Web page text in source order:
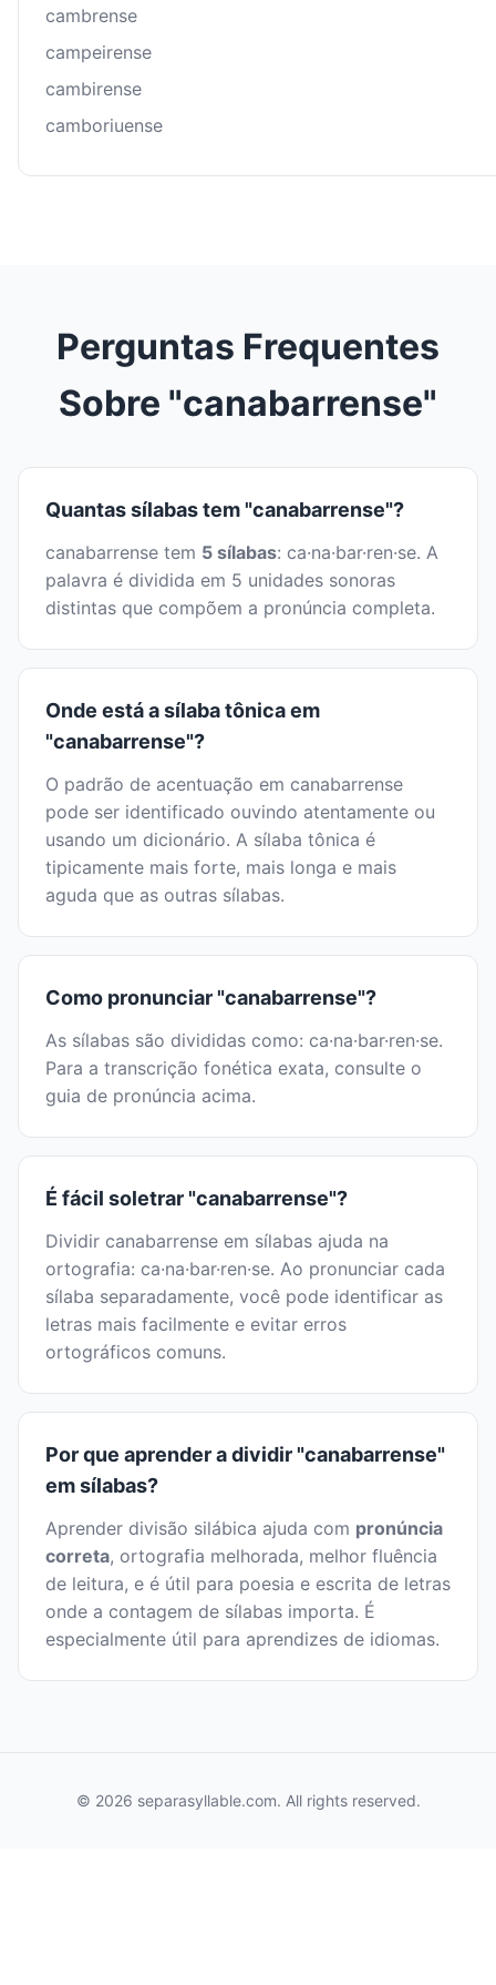
cambrense
campeirense
cambirense
camboriuense
Perguntas Frequentes
Sobre "canabarrense"
Quantas sílabas tem "canabarrense"?
canabarrense tem 5 sílabas: ca·na·bar·ren·se. A
palavra é dividida em 5 unidades sonoras
distintas que compõem a pronúncia completa.
Onde está a sílaba tônica em
"canabarrense"?
O padrão de acentuação em canabarrense
pode ser identificado ouvindo atentamente ou
usando um dicionário. A sílaba tônica é
tipicamente mais forte, mais longa e mais
aguda que as outras sílabas.
Como pronunciar "canabarrense"?
As sílabas são divididas como: ca·na·bar·ren·se.
Para a transcrição fonética exata, consulte o
guia de pronúncia acima.
É fácil soletrar "canabarrense"?
Dividir canabarrense em sílabas ajuda na
ortografia: ca·na·bar·ren·se. Ao pronunciar cada
sílaba separadamente, você pode identificar as
letras mais facilmente e evitar erros
ortográficos comuns.
Por que aprender a dividir "canabarrense"
em sílabas?
Aprender divisão silábica ajuda com pronúncia
correta, ortografia melhorada, melhor fluência
de leitura, e é útil para poesia e escrita de letras
onde a contagem de sílabas importa. É
especialmente útil para aprendizes de idiomas.
© 2026 separasyllable.com. All rights reserved.